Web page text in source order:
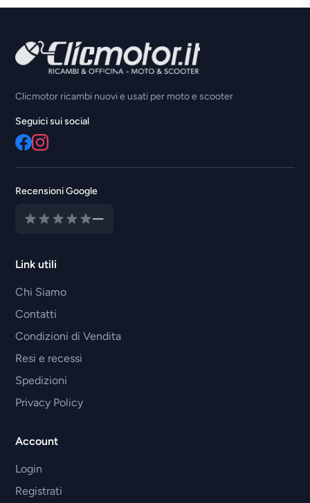
Clicmotor ricambi nuovi e usati per moto e scooter
Seguici sui social
Recensioni Google
—
Link utili
Chi Siamo
Contatti
Condizioni di Vendita
Resi e recessi
Spedizioni
Privacy Policy
Account
Login
Registrati